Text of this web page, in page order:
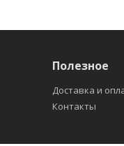
Полезное
Доставка и
Контакты